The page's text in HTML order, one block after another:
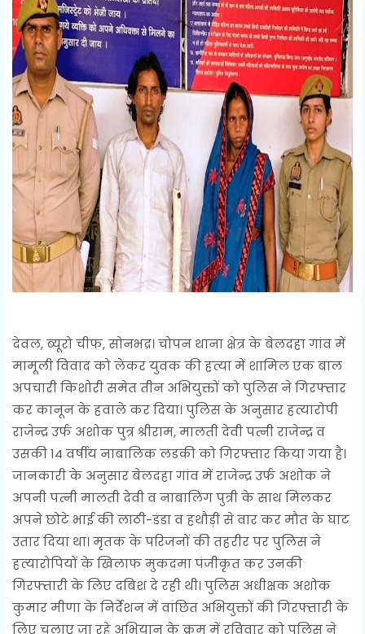
देवल, ब्यूरो चीफ, सोनभद्र। चोपन थाना क्षेत्र के बेलदहा गांव में
मामूली विवाद को लेकर युवक की हत्या में शामिल एक बाल
अपचारी किशोरी समेत तीन अभियुक्तों को पुलिस ने गिरफ्तार
कर कानून के हवाले कर दिया। पुलिस के अनुसार हत्यारोपी
राजेन्द्र उर्फ अशोक पुत्र श्रीराम, मालती देवी पत्नी राजेन्द्र व
उसकी 14 वर्षीय नाबालिक लडकी को गिरफ्तार किया गया है।
जानकारी के अनुसार बेलदहा गांव में राजेन्द्र उर्फ अशोक ने
अपनी पत्नी मालती देवी व नाबालिग पुत्री के साथ मिलकर
अपने छोटे भाई की लाठी-डंडा व हथौड़ी से वार कर मौत के घाट
उतार दिया था। मृतक के परिजनों की तहरीर पर पुलिस ने
हत्यारोपियों के खिलाफ मुकदमा पंजीकृत कर उनकी
गिरफ्तारी के लिए दबिश दे रही थी। पुलिस अधीक्षक अशोक
कुमार मीणा के निर्देशन में वांछित अभियुक्तों की गिरफ्तारी के
लिए चलाए जा रहे अभियान के क्रम में रविवार को पुलिस ने